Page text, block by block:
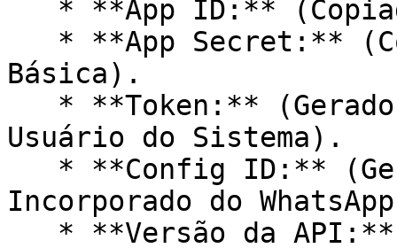
Básica).
Usuário do Sistema).
Incorporado do